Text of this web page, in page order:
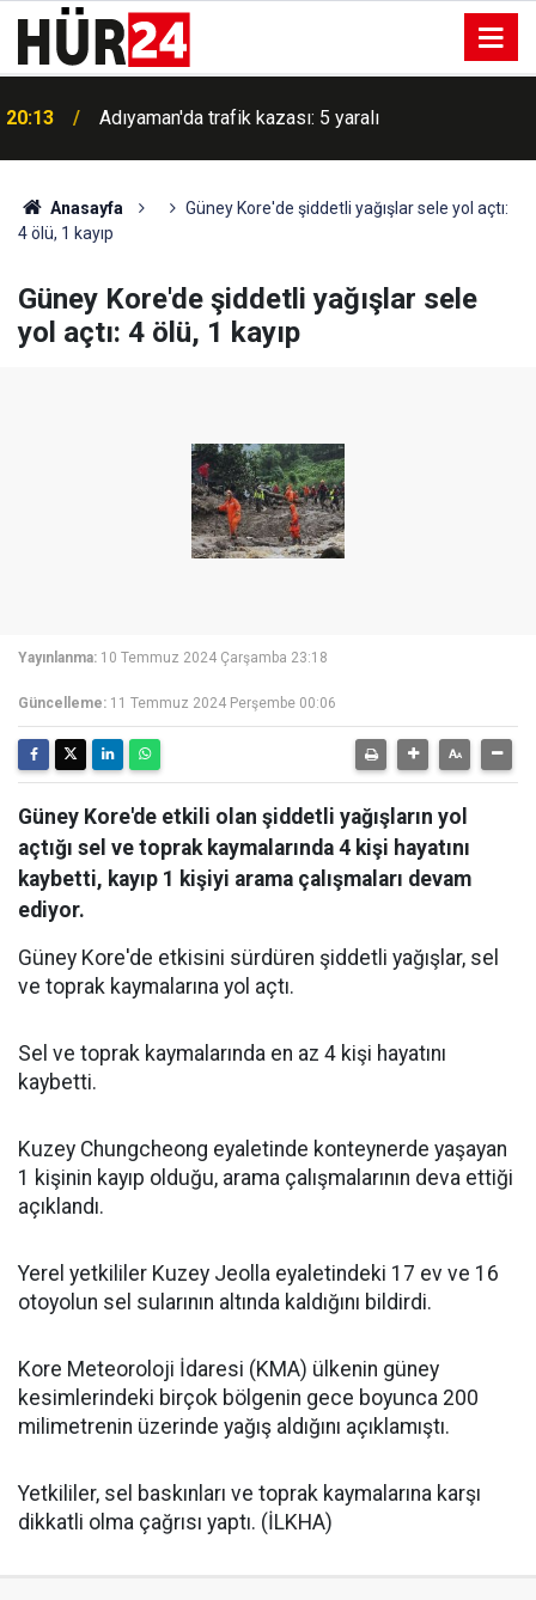
20:13 Adıyaman'da trafik kazası: 5 yaralı
Anasayfa
Güney Kore'de şiddetli yağışlar sele yol açtı:
4 ölü, 1 kayıp
Güney Kore'de şiddetli yağışlar sele
yol açtı: 4 ölü, 1 kayıp
Yayınlanma: 10 Temmuz 2024 Çarşamba 23:18
Güncelleme: 11 Temmuz 2024 Perşembe 00:06
Güney Kore'de etkili olan şiddetli yağışların yol
açtığı sel ve toprak kaymalarında 4 kişi hayatını
kaybetti, kayıp 1 kişiyi arama çalışmaları devam
ediyor.
Güney Kore'de etkisini sürdüren şiddetli yağışlar, sel
ve toprak kaymalarına yol açtı.
Sel ve toprak kaymalarında en az 4 kişi hayatını
kaybetti.
Kuzey Chungcheong eyaletinde konteynerde yaşayan
1 kişinin kayıp olduğu, arama çalışmalarının deva ettiği
açıklandı.
Yerel yetkililer Kuzey Jeolla eyaletindeki 17 ev ve 16
otoyolun sel sularının altında kaldığını bildirdi.
Kore Meteoroloji İdaresi (KMA) ülkenin güney
kesimlerindeki birçok bölgenin gece boyunca 200
milimetrenin üzerinde yağış aldığını açıklamıştı.
Yetkililer, sel baskınları ve toprak kaymalarına karşı
dikkatli olma çağrısı yaptı. (İLKHA)